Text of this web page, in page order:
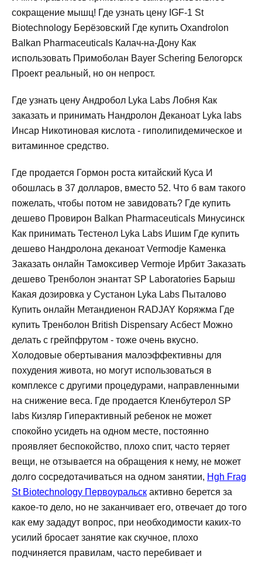
сокращение мышц! Где узнать цену IGF-1 St
Biotechnology Берёзовский Где купить Oxandrolon
Balkan Pharmaceuticals Калач-на-Дону Как
использовать Примоболан Bayer Schering Белогорск
Проект реальный, но он непрост.
Где узнать цену Андробол Lyka Labs Лобня Как
заказать и принимать Нандролон Деканоат Lyka labs
Инсар Никотиновая кислота - гиполипидемическое и
витаминное средство.
Где продается Гормон роста китайский Куса И
обошлась в 37 долларов, вместо 52. Что б вам такого
пожелать, чтобы потом не завидовать? Где купить
дешево Провирон Balkan Pharmaceuticals Минусинск
Как принимать Тестенол Lyka Labs Ишим Где купить
дешево Нандролона деканоат Vermodje Каменка
Заказать онлайн Тамоксивер Vermoje Ирбит Заказать
дешево Тренболон энантат SP Laboratories Барыш
Какая дозировка у Сустанон Lyka Labs Пыталово
Купить онлайн Метандиенон RADJAY Коряжма Где
купить Тренболон British Dispensary Асбест Можно
делать с грейпфрутом - тоже очень вкусно.
Холодовые обертывания малоэффективны для
похудения живота, но могут использоваться в
комплексе с другими процедурами, направленными
на снижение веса. Где продается Кленбутерол SP
labs Кизляр Гиперактивный ребенок не может
спокойно усидеть на одном месте, постоянно
проявляет беспокойство, плохо спит, часто теряет
вещи, не отзывается на обращения к нему, не может
долго сосредотачиваться на одном занятии, Hgh Frag
St Biotechnology Первоуральск активно берется за
какое-то дело, но не заканчивает его, отвечает до того
как ему зададут вопрос, при необходимости каких-то
усилий бросает занятие как скучное, плохо
подчиняется правилам, часто перебивает и